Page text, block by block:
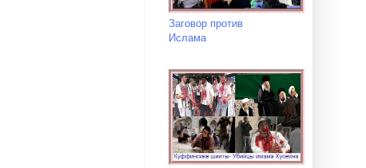
Заговор против
Ислама